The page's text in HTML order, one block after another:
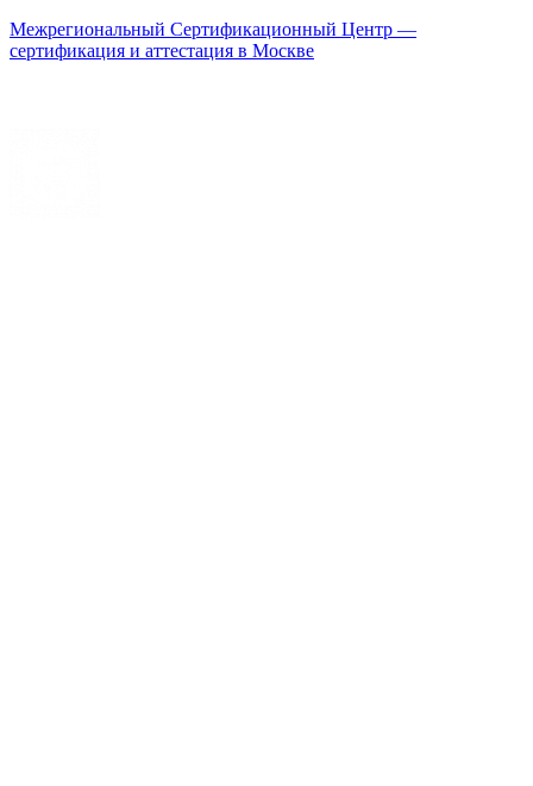
Межрегиональный Сертификационный Центр —
сертификация и аттестация в Москве